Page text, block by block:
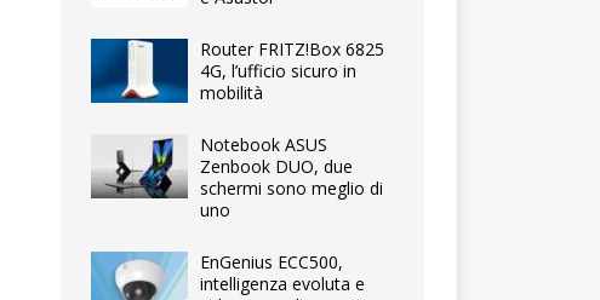
Router FRITZ!Box 6825
4G, l’ufficio sicuro in
mobilità
Notebook ASUS
Zenbook DUO, due
schermi sono meglio di
uno
EnGenius ECC500,
intelligenza evoluta e